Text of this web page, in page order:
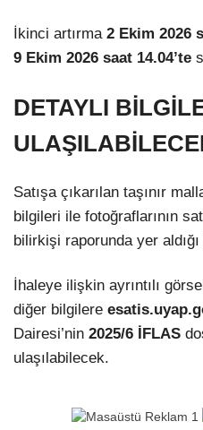
İkinci artırma 2 Ekim 2026
9 Ekim 2026 saat 14.04’te
DETAYLI
Satışa çıkarılan taşınır
bilgileri ile fotoğraflarının
bilirkişi raporunda yer
İhaleye ilişkin ayrıntılı
diğer bilgilere
Dairesi’nin 2025/6 İFLAS
ulaşılabilecek.